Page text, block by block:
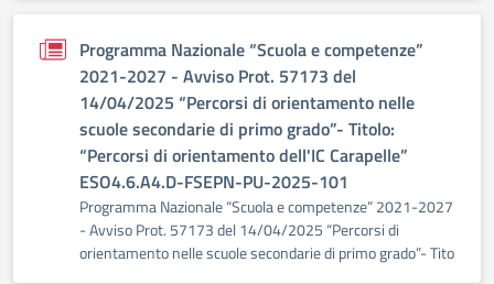
Programma Nazionale “Scuola e competenze”
2021-2027 - Avviso Prot. 57173 del
14/04/2025 “Percorsi di orientamento nelle
scuole secondarie di primo grado”- Titolo:
“Percorsi di orientamento dell'IC Carapelle”
ESO4.6.A4.D-FSEPN-PU-2025-101
Programma Nazionale “Scuola e competenze” 2021-2027
- Avviso Prot. 57173 del 14/04/2025 “Percorsi di
orientamento nelle scuole secondarie di primo grado”- Tito